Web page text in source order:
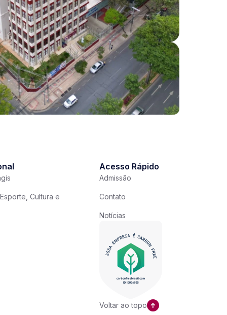
Cultura e
Acesso Rápido
Admissão
Contato
Notícias
Voltar ao topo